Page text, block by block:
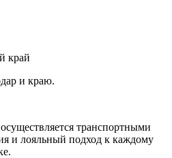
край
и краю.
транспортными
и лояльный подход к каждому